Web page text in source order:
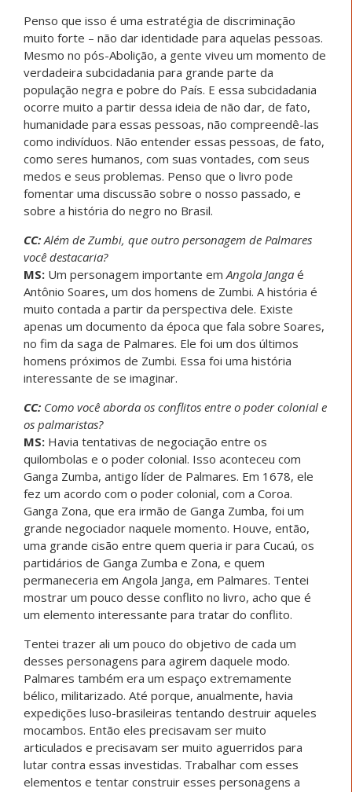
Penso que isso é uma estratégia de discriminação
muito forte – não dar identidade para aquelas pessoas.
Mesmo no pós-Abolição, a gente viveu um momento de
verdadeira subcidadania para grande parte da
população negra e pobre do País. E essa subcidadania
ocorre muito a partir dessa ideia de não dar, de fato,
humanidade para essas pessoas, não compreendê-las
como indivíduos. Não entender essas pessoas, de fato,
como seres humanos, com suas vontades, com seus
medos e seus problemas. Penso que o livro pode
fomentar uma discussão sobre o nosso passado, e
sobre a história do negro no Brasil.
CC: Além de Zumbi, que outro personagem de Palmares
você destacaria?
MS: Um personagem importante em Angola Janga é
Antônio Soares, um dos homens de Zumbi. A história é
muito contada a partir da perspectiva dele. Existe
apenas um documento da época que fala sobre Soares,
no fim da saga de Palmares. Ele foi um dos últimos
homens próximos de Zumbi. Essa foi uma história
interessante de se imaginar.
CC: Como você aborda os conflitos entre o poder colonial e
os palmaristas?
MS: Havia tentativas de negociação entre os
quilombolas e o poder colonial. Isso aconteceu com
Ganga Zumba, antigo líder de Palmares. Em 1678, ele
fez um acordo com o poder colonial, com a Coroa.
Ganga Zona, que era irmão de Ganga Zumba, foi um
grande negociador naquele momento. Houve, então,
uma grande cisão entre quem queria ir para Cucaú, os
partidários de Ganga Zumba e Zona, e quem
permaneceria em Angola Janga, em Palmares. Tentei
mostrar um pouco desse conflito no livro, acho que é
um elemento interessante para tratar do conflito.
Tentei trazer ali um pouco do objetivo de cada um
desses personagens para agirem daquele modo.
Palmares também era um espaço extremamente
bélico, militarizado. Até porque, anualmente, havia
expedições luso-brasileiras tentando destruir aqueles
mocambos. Então eles precisavam ser muito
articulados e precisavam ser muito aguerridos para
lutar contra essas investidas. Trabalhar com esses
elementos e tentar construir esses personagens a